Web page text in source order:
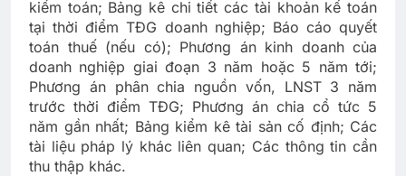
kiểm toán; Bảng kê chi tiết các tài khoản kế toán
tại thời điểm TĐG doanh nghiệp; Báo cáo quyết
toán thuế (nếu có); Phương án kinh doanh của
doanh nghiệp giai đoạn 3 năm hoặc 5 năm tới;
Phương án phân chia nguồn vốn, LNST 3 năm
trước thời điểm TĐG; Phương án chia cổ tức 5
năm gần nhất; Bảng kiểm kê tài sản cố định; Các
tài liệu pháp lý khác liên quan; Các thông tin cần
thu thập khác.